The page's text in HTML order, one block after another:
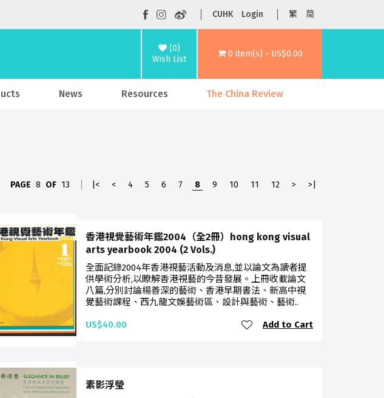
CUHK Login 繁 简
(0)
Wish List
0 item(s) - US$0.00
News Resources The China Review
PAGE 8 OF 13 |< < 4 5 6 7 8 9 10 11 12 > >|
香港視覺藝術年鑑2004（全2冊）hong kong visual
arts yearbook 2004 (2 Vols.)
全面記錄2004年香港視藝活動及消息,並以論文為讀者提
供學術分析,以瞭解香港視藝的今昔發展。上冊收載論文
八篇,分別討論楊善深的藝術、香港早期書法、新高中視
覺藝術課程、西九龍文娛藝術區、設計與藝術、藝術..
US$40.00 Add to Cart
素影浮瑩